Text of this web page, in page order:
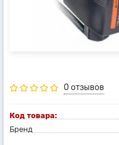
0 отзывов
Код товара:
Бренд